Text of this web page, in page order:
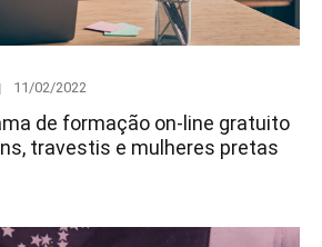
Posted
11/02/2022
de formação on-line gratuito
travestis e mulheres pretas